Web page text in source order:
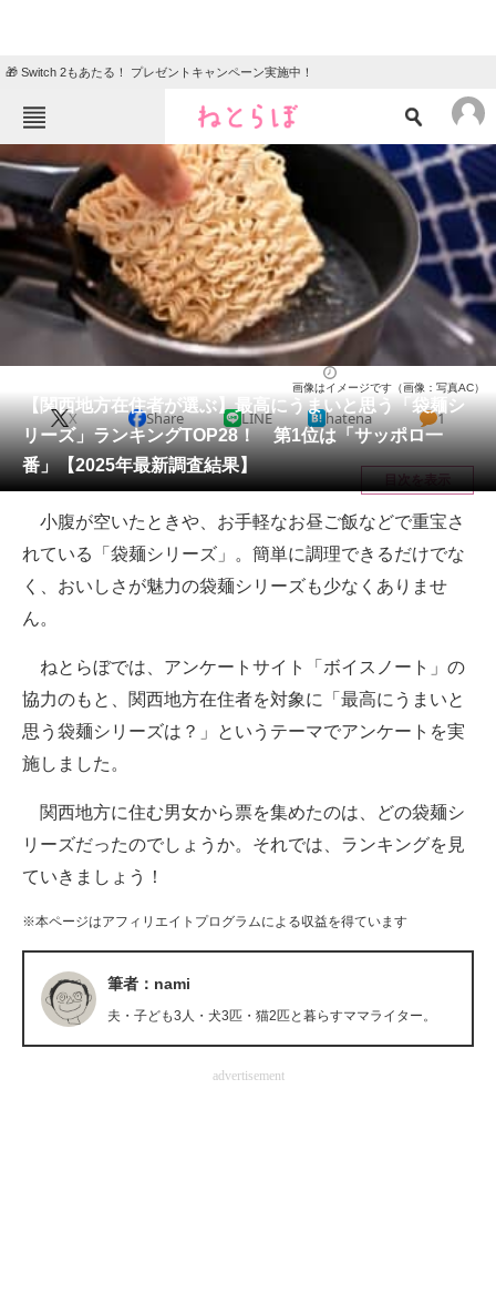
🎁 Switch 2もあたる！ プレゼントキャンペーン実施中！
ねとらぼメニュー
ニュース
エンタメ クイズ
グルメ 地域
住まい 教育・育児
リサーチ
会員記事
メディア
注目記事を集めた総合ページ
ITの今と未来を見通す
スマホと通信の最新トレンド
好きが集まる 比べて選べる
ビジネスと働き方のヒント
経営リーダーのコミュニティ
マーケ×ITの今がよく分かる
ITエンジニア向け専門サイト
企業向けIT製品の総合サイト
【関西地方在住者が選ぶ】最高にうまいと思う「袋麺シ
リーズ」ランキングTOP28！ 第1位は「サッポロ一
番」【2025年最新調査結果】
画像はイメージです（画像：写真AC）
X Share LINE hatena 1
目次を表示
小腹が空いたときや、お手軽なお昼ご飯などで重宝さ
れている「袋麺シリーズ」。簡単に調理できるだけでな
く、おいしさが魅力の袋麺シリーズも少なくありませ
ん。
ねとらぼでは、アンケートサイト「ボイスノート」の
協力のもと、関西地方在住者を対象に「最高にうまいと
思う袋麺シリーズは？」というテーマでアンケートを実
施しました。
関西地方に住む男女から票を集めたのは、どの袋麺シ
リーズだったのでしょうか。それでは、ランキングを見
ていきましょう！
※本ページはアフィリエイトプログラムによる収益を得ています
筆者：nami
夫・子ども3人・犬3匹・猫2匹と暮らすママライター。
advertisement